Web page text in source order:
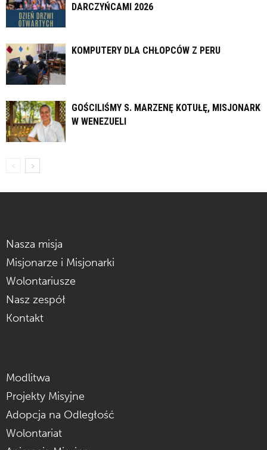
DARCZYŃCAMI 2026
KOMPUTERY DLA CHŁOPCÓW Z PERU
GOŚCILIŚMY S. MARZENĘ KOTUŁĘ, MISJONARKĘ
W WENEZUELI
Nasza misja
Misjonarze i Misjonarki
Wolontariusze
Nasz zespół
Kontakt
Modlitwa
Projekty Misyjne
Adopcja na Odległość
Wolontariat